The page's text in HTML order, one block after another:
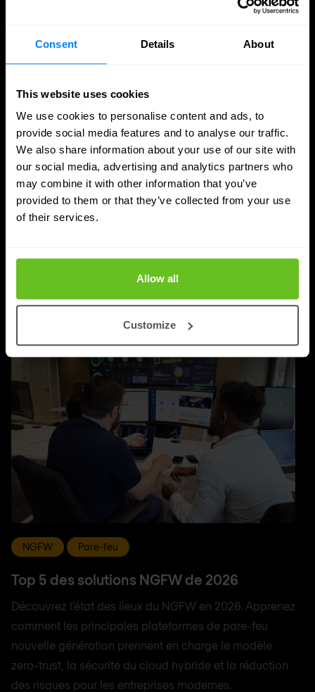
Consent Details About
This website uses cookies
We use cookies to personalise content and ads, to
provide social media features and to analyse our traffic.
We also share information about your use of our site with
our social media, advertising and analytics partners who
may combine it with other information that you’ve
provided to them or that they’ve collected from your use
of their services.
Allow all
Customize
DDI
Nomios obtient la plus haute certification
de partenaire d'Infoblox - en tant que seul
intégrateur européen
Nomios Group a obtenu le statut de partenaire «
au sein du réseau de partenaires d'Infoblox.
NGFW Pare-feu
Top 5 des solutions NGFW de 2026
Découvrez l'état des lieux du NGFW en 2026. Apprenez
comment les principales plateformes de pare-feu
nouvelle génération prennent en charge le modèle
zero-trust, la sécurité du cloud hybride et la réduction
des risques pour les entreprises modernes.